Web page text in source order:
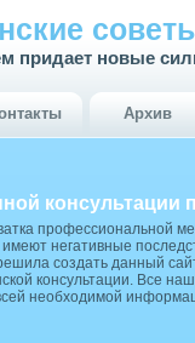
придает новые
Архив
консультации
профессиональной
негативные
создать данный
консультации. Все
необходимой